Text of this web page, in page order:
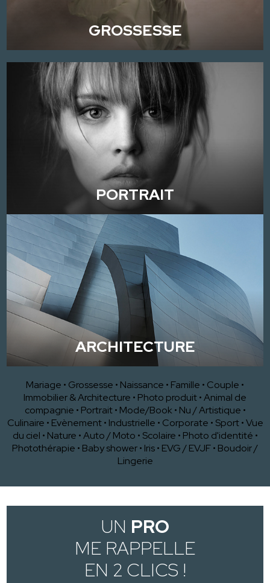
GROSSESSE
PORTRAIT
ARCHITECTURE
Mariage • Grossesse • Naissance • Famille • Couple •
Immobilier & Architecture • Photo produit•Animal de
compagnie • Portrait • Mode/Book • Nu / Artistique •
Culinaire • Evènement • Industrielle • Corporate • Sport •Vue
du ciel • Nature •Auto / Moto • Scolaire • Photo d'identité •
Photothérapie • Baby shower• Iris• EVG / EVJF• Boudoir /
Lingerie
UN PRO
ME RAPPELLE
EN 2 CLICS !